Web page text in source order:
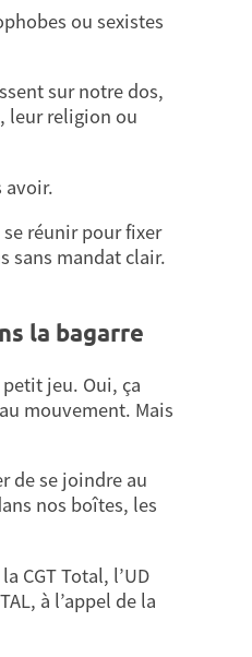
ou sexistes
sur notre dos,
leur religion ou
avoir.
réunir pour fixer
sans mandat clair.
la bagarre
jeu. Oui, ça
mouvement. Mais
de se joindre au
nos boîtes, les
CGT Total, l’UD
à l’appel de la